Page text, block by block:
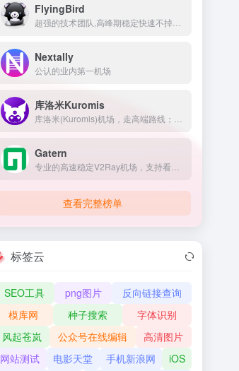
FlyingBird
Nextally
公认的业内第一机场
库洛米Kuromis
Gatern
查看完整榜单
标签云
SEO工具 png图片
反向链接查询
模库网
种子搜索
字体识别
风起苍岚
公众号在线编辑
高清图片
网站测试
电影天堂 手机新浪网
iOS